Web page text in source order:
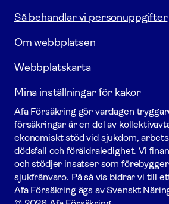
Så behandlar vi personuppgifter
Om webbplatsen
Webbplatskarta
Mina inställningar för kakor
Afa För­säkring gör vardagen
försäk­ringar är en del av
ekonomiskt stöd vid sjukdom,
dödsfall och föräldraledighet. Vi
och stödjer insatser som
sjukfrånvaro. På så vis bidrar vi till
Afa För­säkring ägs av Svenskt